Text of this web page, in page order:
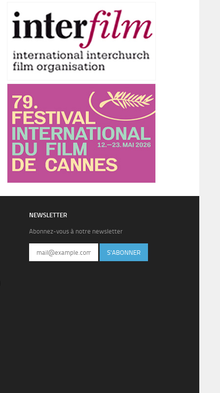
NEWSLETTER
Abonnez-vous à notre newsletter
S'ABONNER